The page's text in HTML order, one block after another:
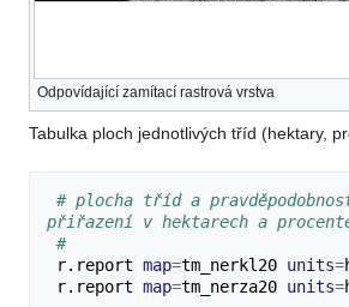
Odpovídající zamítací rastrová vrstva
Tabulka ploch jednotlivých tříd (hektary,
# plocha tříd a
přiřazení v hektarech a
#
r.report map=tm_nerkl20 units=
r.report map=tm_nerza20 units=